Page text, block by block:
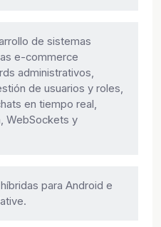
de sistemas
e-commerce
administrativos,
de usuarios y roles,
en tiempo real,
WebSockets y
para Android e